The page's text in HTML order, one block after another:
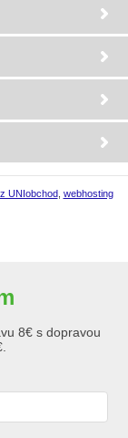
UNIobchod, webhosting
8€ s dopravou